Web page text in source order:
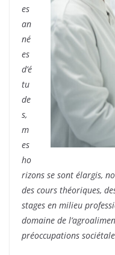
es
an
né
es
d’é
tu
de
s,
m
es
ho
rizons se sont élargis,
des cours théoriques,
stages en milieu
domaine de
préoccupations